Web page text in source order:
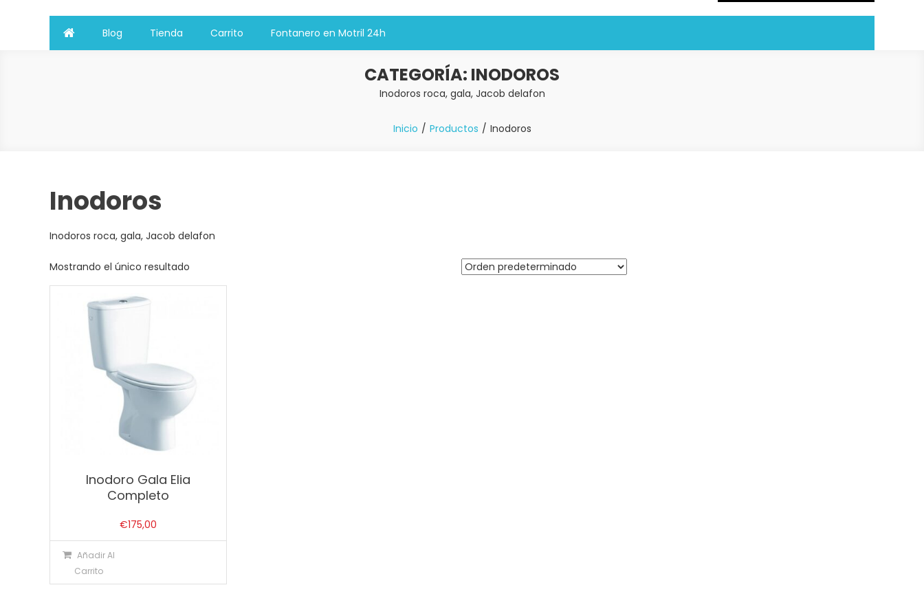
Blog Tienda Carrito Fontanero en Motril 24h
CATEGORÍA: INODOROS
Inodoros roca, gala, Jacob delafon
Inicio Productos Inodoros
Inodoros
Inodoros roca, gala, Jacob delafon
Mostrando el único resultado
Inodoro Gala Elia
Completo
€175,00
Añadir Al
Carrito